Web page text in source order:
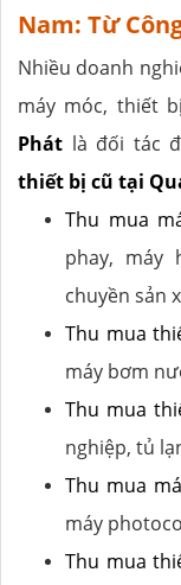
Nam: Từ
Nhiều doanh
máy móc, thiết
Phát là đối tác
thiết bị cũ tại
Thu mua
phay, máy
chuyền sản
Thu mua
máy bơm
Thu mua
nghiệp, tủ
Thu mua
máy
Thu mua